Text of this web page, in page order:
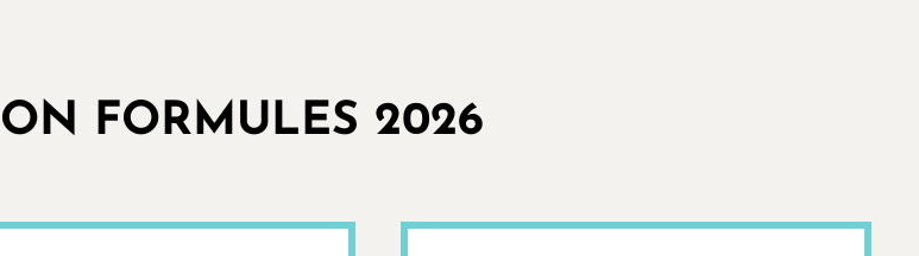
FORMULES 2026